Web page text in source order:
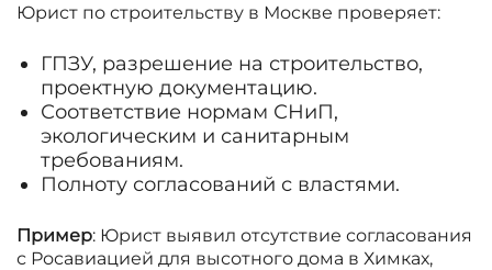
Юрист по строительству в Москве проверяет:
ГПЗУ, разрешение на строительство,
проектную документацию.
Соответствие нормам СНиП,
экологическим и санитарным
требованиям.
Полноту согласований с властями.
Пример: Юрист выявил отсутствие согласования
с Росавиацией для высотного дома в Химках,